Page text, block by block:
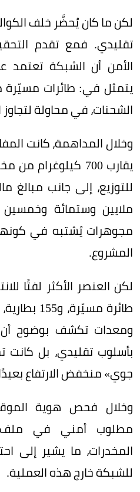
لكن ما كان يُحضَّر خلف
تقليدي. فمع تقدم
الأمن أن الشبكة تعتمد
يتمثل في: طائرات
الشحنات، في محاولة لتجاوز
وخلال المداهمة، كانت
يقارب 700
للتوزيع، إلى جانب مبالغ
ملايين وستمائة
مجوهرات يُشتبه في
المشروع.
ومعدات تكشف بوضوح
بأسلوب تقليدي، بل كانت
جوي» منخفض الارتفاع
وخلال فحص هوية
مطلوب أمني في ملف
المخدرات، ما يشير إلى
للشبكة خارج هذه العملية.